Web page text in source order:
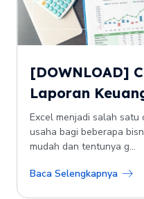
[DOWNLOAD]
Laporan
Excel menjadi salah satu
usaha bagi beberapa
mudah dan tentunya g...
Baca Selengkapnya